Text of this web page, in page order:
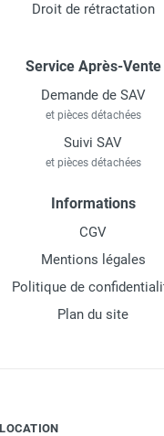
Droit de rétractation
Service Après-Vente
Demande de SAV
et pièces détachées
Suivi SAV
et pièces détachées
Informations
CGV
Mentions légales
Politique de
Plan du site